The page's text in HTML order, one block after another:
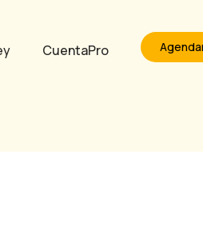
CuentaPro